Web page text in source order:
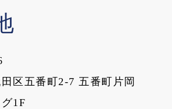
区五番町2-7 五番町片岡
1F